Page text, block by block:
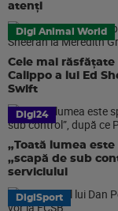
atenți
Digi Animal World
Cele mai
Calippo a lui Ed
Swift
Digi24
„Toată lumea
„scapă de sub
serviciului
DigiSport